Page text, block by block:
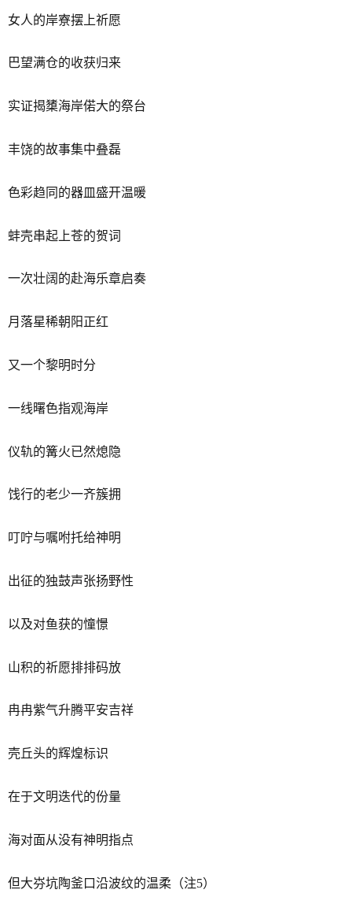
女人的岸寮摆上祈愿
巴望满仓的收获归来
实证揭橥海岸偌大的祭台
丰饶的故事集中叠磊
色彩趋同的器皿盛开温暖
蚌壳串起上苍的贺词
一次壮阔的赴海乐章启奏
月落星稀朝阳正红
又一个黎明时分
一线曙色指观海岸
仪轨的篝火已然熄隐
饯行的老少一齐簇拥
叮咛与嘱咐托给神明
出征的独鼓声张扬野性
以及对鱼获的憧憬
山积的祈愿排排码放
冉冉紫气升腾平安吉祥
壳丘头的辉煌标识
在于文明迭代的份量
海对面从没有神明指点
但大㞣坑陶釜口沿波纹的温柔（注5）